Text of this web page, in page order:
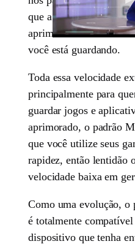
que a memória tenha
aprimorado e de
você está guardando.
Toda essa velocidade
principalmente para
guardar jogos e
aprimorado, o padrão
que você utilize seus
rapidez, então lentidão
velocidade baixa em
Como uma evolução, o
é totalmente
dispositivo que tenha